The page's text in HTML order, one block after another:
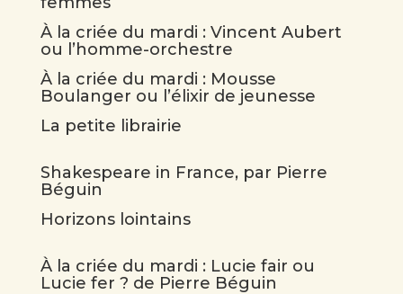
À la criée du mardi : Vincent Aubert
ou l’homme-orchestre
À la criée du mardi : Mousse
Boulanger ou l’élixir de jeunesse
La petite librairie
Shakespeare in France, par Pierre
Béguin
Horizons lointains
À la criée du mardi : Lucie fair ou
Lucie fer ? de Pierre Béguin